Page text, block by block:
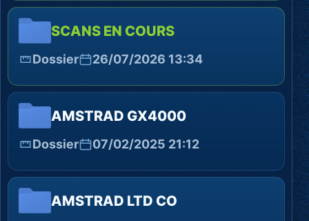
SCANS EN COURS
Dossier 26/07/2026 13:34
AMSTRAD GX4000
Dossier 07/02/2025 21:12
AMSTRAD LTD CO